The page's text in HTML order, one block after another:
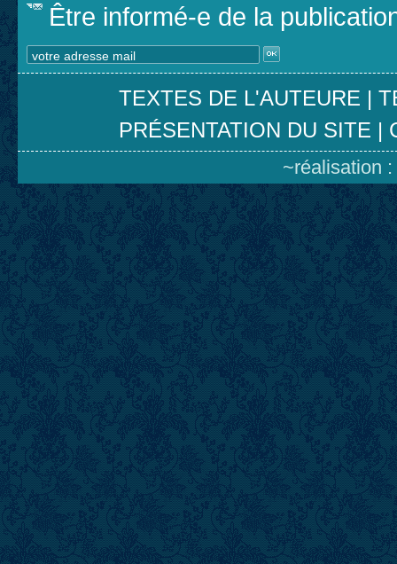
Être informé-e de la
TEXTES DE L'AUTEURE |
PRÉSENTATION DU SITE |
~réalisation